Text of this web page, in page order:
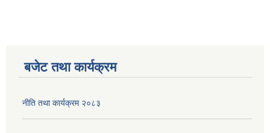
बजेट तथा कार्यक्रम
नीति तथा कार्यक्रम २०८३